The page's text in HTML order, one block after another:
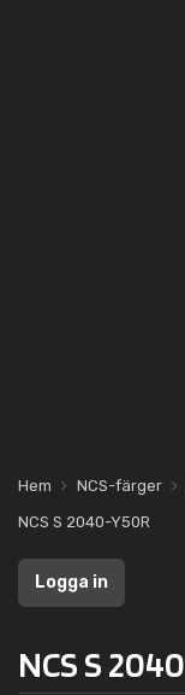
Hem NCS-färger
NCS S 2040-Y50R
Logga in
NCS S